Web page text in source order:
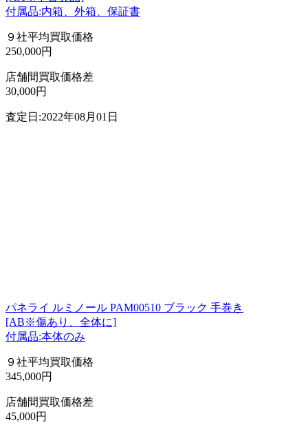
付属品:内箱、外箱、保証書
９社平均買取価格
250,000円
店舗間買取価格差
30,000円
査定日:2022年08月01日
パネライ ルミノール PAM00510 ブラック 手巻き
[AB※傷あり、全体に]
付属品:本体のみ
９社平均買取価格
345,000円
店舗間買取価格差
45,000円